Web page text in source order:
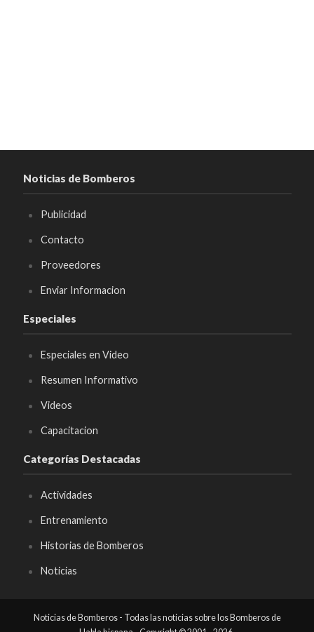
Noticias de Bomberos
Publicidad
Contacto
Proveedores
Enviar Informacion
Especiales
Especiales en Video
Resumen Informativo
Videos
Capacitacion
Categorías Destacadas
Actividades
Entrenamiento
Historias de Bomberos
Noticias
Noticias de Bomberos - Todas las noticias sobre los Bomberos de